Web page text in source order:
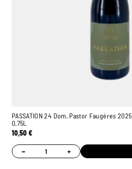
PASSATION 24 Dom. Pastor Faugères 2025
0,75L
10,50€
− +